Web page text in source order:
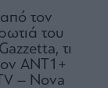
τον
του
τι
ΑΝΤ1+
– Nova